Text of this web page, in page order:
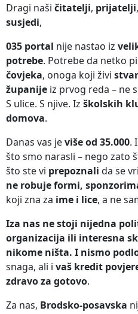
Dragi naši čitatelji, prijatelji,
susjedi,
035 portal nije nastao iz
potrebe. Potrebe da netko
čovjeka, onoga koji živi
županije iz prvog reda – ne
S ulice. S njive. Iz školskih
domova.
Danas vas jeviše od 35.000.
što smo narasli – nego zato
što ste vi prepoznali da se
ne robuje formi,
koji zna za ime i lice, a ne
Iza nas ne stoji nijedna
organizacija ili interesna
nikome ništa. I nismo
snaga, ali i vaš kredit
zdravo za gotovo.
Za nas, Brodsko-posavska